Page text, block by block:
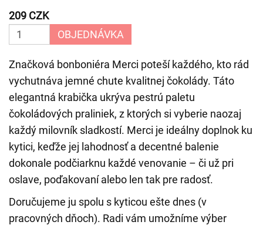
209 CZK
OBJEDNÁVKA
Značková bonboniéra Merci poteší každého, kto rád
vychutnáva jemné chute kvalitnej čokolády. Táto
elegantná krabička ukrýva pestrú paletu
čokoládových praliniek, z ktorých si vyberie naozaj
každý milovník sladkostí. Merci je ideálny doplnok ku
kytici, keďže jej lahodnosť a decentné balenie
dokonale podčiarknu každé venovanie – či už pri
oslave, poďakovaní alebo len tak pre radosť.
Doručujeme ju spolu s kyticou ešte dnes (v
pracovných dňoch). Radi vám umožníme výber